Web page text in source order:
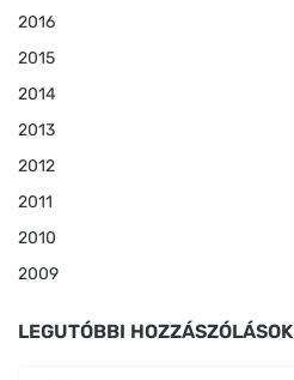
2016
2015
2014
2013
2012
2011
2010
2009
LEGUTÓBBI HOZZÁSZÓLÁSOK